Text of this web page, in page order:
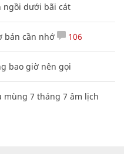
ngồi dưới bãi cát
bản cần nhớ 106
bao giờ nên gọi
mùng 7 tháng 7 âm lịch